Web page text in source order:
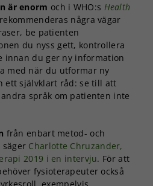
är enorm och i WHO:s Health
några vägar
be patienten
du nyss gett, kontrollera
innan du ger ny information
med när du utformar ny
ett självklart råd: se till att
språk om patienten inte
från enbart metod- och
Charlotte Chruzander,
2019 i en intervju. För att
fysioterapeuter också